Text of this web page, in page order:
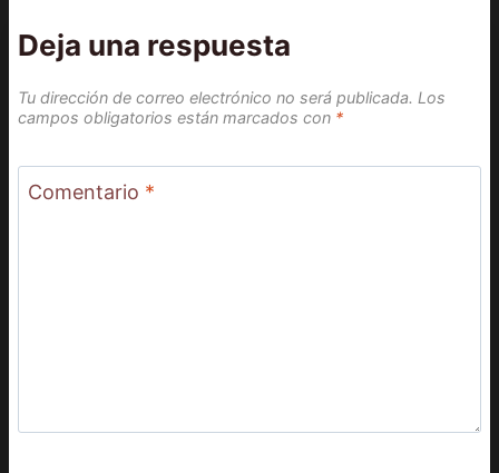
Deja una respuesta
Tu dirección de correo electrónico no será publicada. Los
campos obligatorios están marcados con *
Comentario *